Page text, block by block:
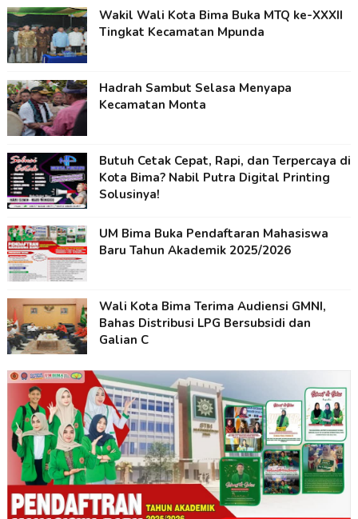
Wakil Wali Kota Bima Buka MTQ ke-XXXII
Tingkat Kecamatan Mpunda
Hadrah Sambut Selasa Menyapa
Kecamatan Monta
Butuh Cetak Cepat, Rapi, dan Terpercaya di
Kota Bima? Nabil Putra Digital Printing
Solusinya!
UM Bima Buka Pendaftaran Mahasiswa
Baru Tahun Akademik 2025/2026
Wali Kota Bima Terima Audiensi GMNI,
Bahas Distribusi LPG Bersubsidi dan
Galian C